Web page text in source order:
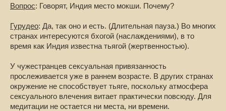
Вопрос: Говорят, Индия место мокши. Почему?
Гурудео: Да, так оно и есть. (Длительная пауза.) Во многих
странах интересуются бхогой (наслаждениями), в то
время как Индия известна тьягой (жертвенностью).
У чужестранцев сексуальная привязанность
прослеживается уже в раннем возрасте. В других странах
окружение не способствует тьяге, поскольку атмосфера
сексуального влечения витает практически повсюду. Для
медитации не остается ни места, ни времени.